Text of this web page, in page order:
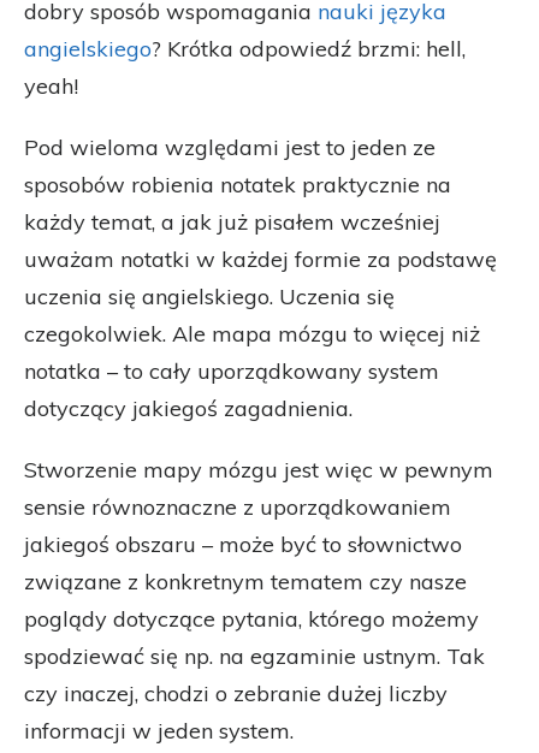
dobry sposób wspomagania nauki języka
angielskiego? Krótka odpowiedź brzmi: hell,
yeah!
Pod wieloma względami jest to jeden ze
sposobów robienia notatek praktycznie na
każdy temat, a jak już pisałem wcześniej
uważam notatki w każdej formie za podstawę
uczenia się angielskiego. Uczenia się
czegokolwiek. Ale mapa mózgu to więcej niż
notatka – to cały uporządkowany system
dotyczący jakiegoś zagadnienia.
Stworzenie mapy mózgu jest więc w pewnym
sensie równoznaczne z uporządkowaniem
jakiegoś obszaru – może być to słownictwo
związane z konkretnym tematem czy nasze
poglądy dotyczące pytania, którego możemy
spodziewać się np. na egzaminie ustnym. Tak
czy inaczej, chodzi o zebranie dużej liczby
informacji w jeden system.